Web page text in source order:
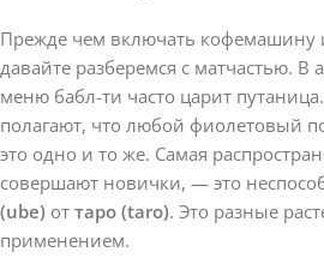
Прежде чем включать кофемашину
давайте разберемся с матчастью. В
меню бабл-ти часто царит
полагают, что любой фиолетовый
это одно и то же. Самая
совершают новички, — это
(ube) от таро (taro). Это разные
применением.